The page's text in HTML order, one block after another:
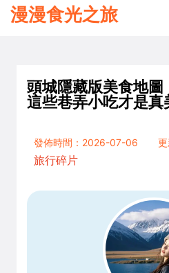
漫漫食光之旅
頭城隱藏版美食地圖
這些巷弄小吃才是真
發佈時間：2026-07-06
旅行碎片